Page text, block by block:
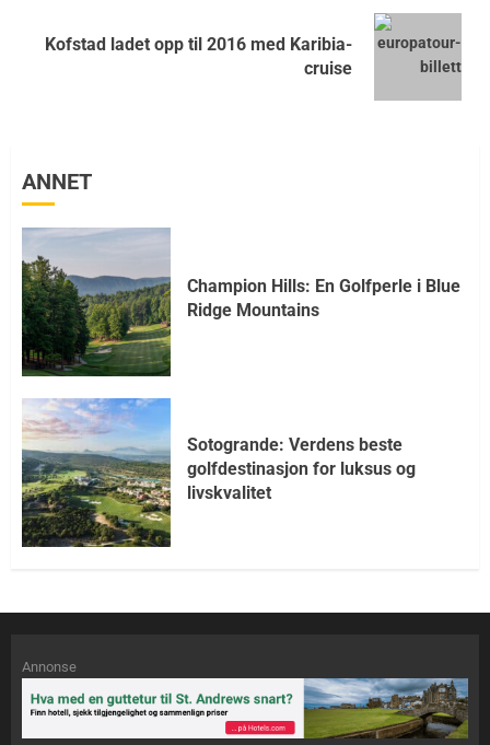
Kofstad ladet opp til 2016 med Karibia-
cruise
ANNET
Champion Hills: En Golfperle i Blue
Ridge Mountains
Sotogrande: Verdens beste
golfdestinasjon for luksus og
livskvalitet
Annonse